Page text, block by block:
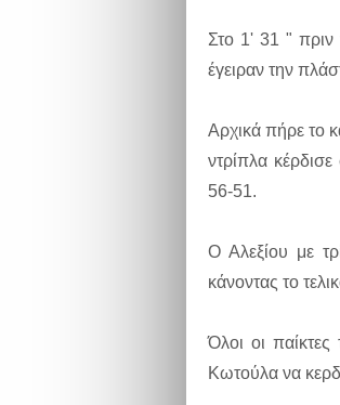
Στο 1' 31 " πριν
έγειραν την
Αρχικά πήρε το
ντρίπλα
56-51.
Ο Αλεξίου με
κάνοντας το
Όλοι οι
Κωτούλα να